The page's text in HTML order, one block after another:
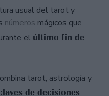
usual del tarot y
números mágicos que
el último fin de
tarot, astrología y
de decisiones